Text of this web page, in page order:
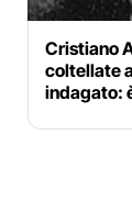
Cristiano
coltellate
indagato: